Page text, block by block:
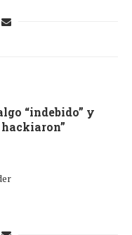
“indebido” y